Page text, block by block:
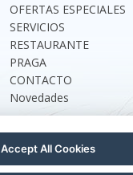
OFERTAS ESPECIALES
SERVICIOS
RESTAURANTE
PRAGA
CONTACTO
Novedades
Accept All Cookies